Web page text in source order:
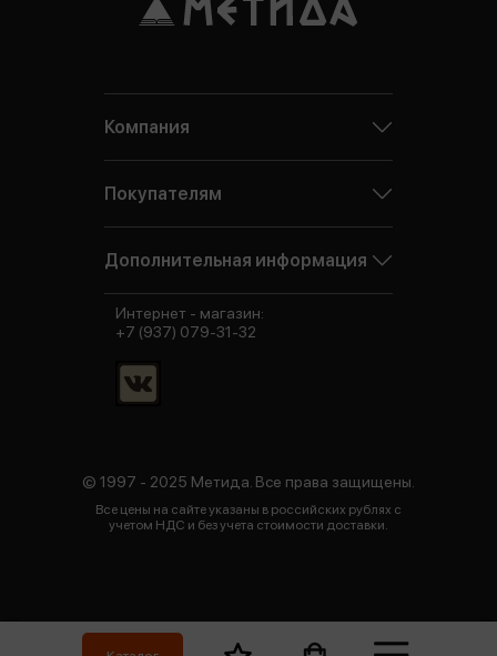
Компания
Покупателям
Дополнительная информация
© 1997 - 2025 Метида. Все права защищены.
Все цены на сайте указаны в российских рублях с
учетом НДС и без учета стоимости доставки.
Интернет - магазин:
+7 (937) 079-31-32